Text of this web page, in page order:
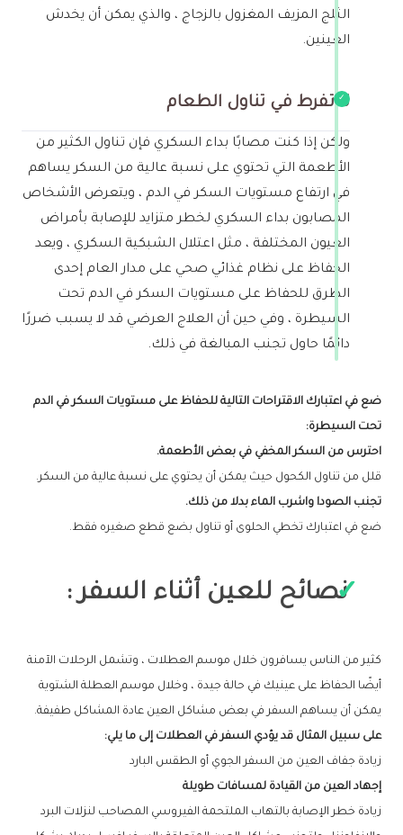
الثلج المزيف المغزول بالزجاج ، والذي يمكن أن يخدش
العينين.
لا تفرط في تناول الطعام
ولكن إذا كنت مصابًا بداء السكري فإن تناول الكثير من
الأطعمة التي تحتوي على نسبة عالية من السكر يساهم
في ارتفاع مستويات السكر في الدم ، ويتعرض الأشخاص
المصابون بداء السكري لخطر متزايد للإصابة بأمراض
العيون المختلفة ، مثل اعتلال الشبكية السكري ، ويعد
الحفاظ على نظام غذائي صحي على مدار العام إحدى
الطرق للحفاظ على مستويات السكر في الدم تحت
السيطرة ، وفي حين أن العلاج العرضي قد لا يسبب ضررًا
دائمًا حاول تجنب المبالغة في ذلك.
ضع في اعتبارك الاقتراحات التالية للحفاظ على مستويات السكر في الدم
تحت السيطرة:
احترس من السكر المخفي في بعض الأطعمة.
قلل من تناول الكحول حيث يمكن أن يحتوي على نسبة عالية من السكر.
تجنب الصودا واشرب الماء بدلا من ذلك.
ضع في اعتبارك تخطي الحلوى أو تناول بضع قطع صغيره فقط.
نصائح للعين أثناء السفر :
كثير من الناس يسافرون خلال موسم العطلات ، وتشمل الرحلات الآمنة
أيضًا الحفاظ على عينيك في حالة جيدة ، وخلال موسم العطلة الشتوية
يمكن أن يساهم السفر في بعض مشاكل العين عادة المشاكل طفيفة.
على سبيل المثال قد يؤدي السفر في العطلات إلى ما يلي:
زيادة جفاف العين من السفر الجوي أو الطقس البارد
إجهاد العين من القيادة لمسافات طويلة
زيادة خطر الإصابة بالتهاب الملتحمة الفيروسي المصاحب لنزلات البرد